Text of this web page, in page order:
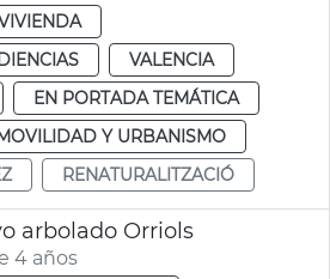
VALENCIA
EN PORTADA TEMÁTICA
Y URBANISMO
RENATURALITZACIÓ
arbolado Orriols
4 años